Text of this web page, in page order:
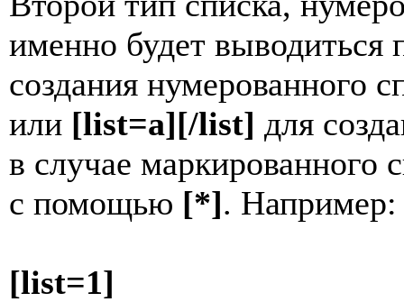
именно будет
создания нумерованного
или [list=a][/list] для
в случае маркированного
с помощью [*]. Например:
[list=1]